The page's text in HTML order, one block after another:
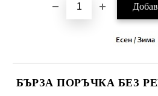
БЪРЗА ПОРЪЧКА БЕЗ